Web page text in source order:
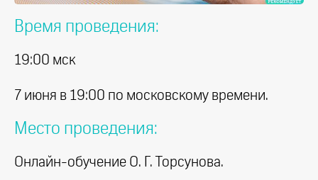
Время проведения:
19:00 мск
7 июня в 19:00 по московскому времени.
Место проведения:
Онлайн-обучение О. Г. Торсунова.